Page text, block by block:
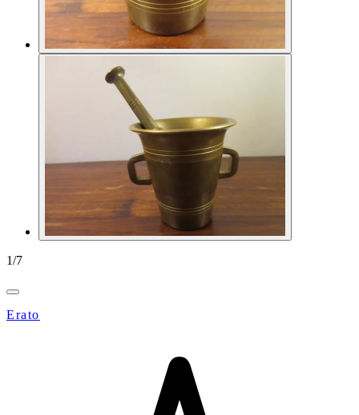
1/7
Erato